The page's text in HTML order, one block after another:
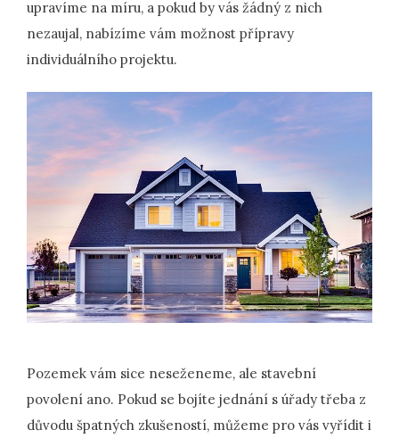
upravíme na míru, a pokud by vás žádný z nich
nezaujal, nabízíme vám možnost přípravy
individuálního projektu.
Pozemek vám sice neseženeme, ale stavební
povolení ano. Pokud se bojíte jednání s úřady třeba z
důvodu špatných zkušeností, můžeme pro vás vyřídit i